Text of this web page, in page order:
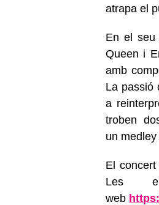
atrapa el
En el seu
Queen i
amb
La passió
a
troben
un
El
Les
web